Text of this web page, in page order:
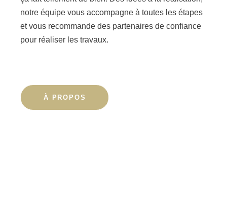
notre équipe vous accompagne à toutes les étapes
et vous recommande des partenaires de confiance
pour réaliser les travaux.
À PROPOS